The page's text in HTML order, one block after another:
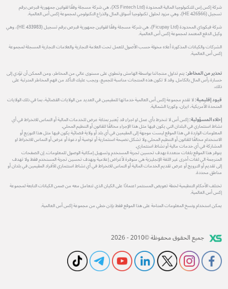
شركة إكس إس للتكنولوجيا المالية المحدودة (XS Fintech Ltd)، هي شركة مسجلة وفقًا لقوانين جمهورية قبرص برقم
تسجيل (HE 426566)، وهي مزود لحلول تكنولوجيا أسواق المال والذراع التكنولوجي لمجموعة إكس أس العالمية.
شركة فيكوباي المحدودة (Ficupay Ltd)، هي شركة مسجلة وفقًا لقوانين جمهورية قبرص برقم تسجيل (HE 433983)، وهي
وكيل الدفع المعتمد لمجموعة إكس أس العالمية.
الشركات والكيانات المذكورة أعلاه مخولة حسب الأصول للعمل تحت العلامة التجارية والعلامات التجارية المسجلة لمجموعة
إكس أس العالمية.
تحذير من المخاطر:يتم تداول منتجاتنا بواسطة الهامش وتنطوي على مستوى عالي من المخاطر، ومن الممكن أن تؤدي إلى
خسارة رأس المال بالكامل. وقد لا تكون هذه المنتجات مناسبة للجميع، ويجب عليك التأكد من فهم المخاطر المترتبة على
ذلك.
قيود إقليمية:لا تقدم مجموعة إكس أس العالمية خدماتها للمقيمين في العديد من الولايات القضائية، بما في ذلك الولايات
المتحدة الأمريكية، ايران، وكوريا الشمالية.
إخلاء المسؤولية:إكس أس لا تنخرط بأي عمل او اجراء قد يُعتبر بمثابة عرض للخدمات المالية أو التماس للانخراط في أي
نشاط استثماري في البلدان التي يكون فيها مثل هذا الإجراء مخالفًا للقانون أو التنظيم المحلي.
المعلومات الواردة في هذا الموقع ليست موجهة إلى المقيمين في أي بلد أو ولاية قضائية يكون فيها مثل هذا التوزيع أو
الاستخدام مخالفًا للقانون أو التنظيم المحلي ولا تشكل نصيحة استثمارية أو توصية أو دعوة أو عرض أو التماس للانخراط او
المشاركة في أي خدمات مالية أو نشاط استثماري.
يتوفر هذا الموقع بلغات متعددة بهدف تحسين تجربة المستخدم وتسهيل إمكانية الوصول للمعلومات. إن الصفحات
المترجمة الي لغات أخرى غير اللغة الإنجليزية هي متوفرة لأغراض إعلامية وبهدف تحسين تجربة المستخدم فقط ولا تهدف
إلى تقديم أو الترويج أو عرض تقديم الخدمات المالية أو التماس للانخراط في أي نشاط استثماري للأفراد المقيمين في بلدان أو
مناطق محددة.
تختلف الأحكام التنظيمية لخطة تعويض المستثمر اعتمادًا على الكيان الذي تتعامل معه من ضمن الكيانات التابعة لمجموعة
إكس أس العالمية.
يمكن استخدام ونسخ المعلومات المتاحة على هذا الموقع فقط بإذن خطي من مجموعة إكس أس العالمية.
جميع الحقوق محفوظة ©2010 - 2026